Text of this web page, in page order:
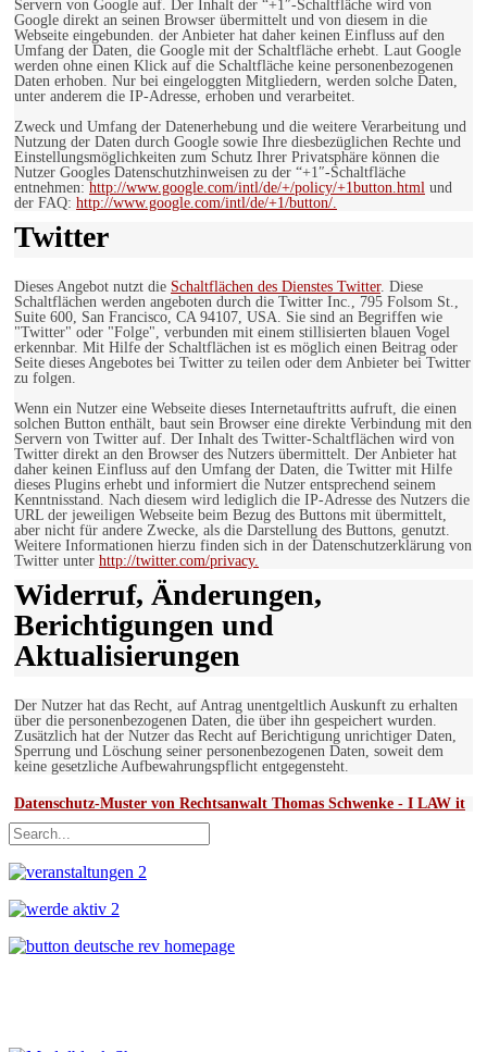
Servern von Google auf. Der Inhalt der “+1″-Schaltfläche wird von
Google direkt an seinen Browser übermittelt und von diesem in die
Webseite eingebunden. der Anbieter hat daher keinen Einfluss auf den
Umfang der Daten, die Google mit der Schaltfläche erhebt. Laut Google
werden ohne einen Klick auf die Schaltfläche keine personenbezogenen
Daten erhoben. Nur bei eingeloggten Mitgliedern, werden solche Daten,
unter anderem die IP-Adresse, erhoben und verarbeitet.
Zweck und Umfang der Datenerhebung und die weitere Verarbeitung und
Nutzung der Daten durch Google sowie Ihre diesbezüglichen Rechte und
Einstellungsmöglichkeiten zum Schutz Ihrer Privatsphäre können die
Nutzer Googles Datenschutzhinweisen zu der “+1″-Schaltfläche
entnehmen: http://www.google.com/intl/de/+/policy/+1button.html und
der FAQ: http://www.google.com/intl/de/+1/button/.
Twitter
Dieses Angebot nutzt die Schaltflächen des Dienstes Twitter. Diese
Schaltflächen werden angeboten durch die Twitter Inc., 795 Folsom St.,
Suite 600, San Francisco, CA 94107, USA. Sie sind an Begriffen wie
"Twitter" oder "Folge", verbunden mit einem stillisierten blauen Vogel
erkennbar. Mit Hilfe der Schaltflächen ist es möglich einen Beitrag oder
Seite dieses Angebotes bei Twitter zu teilen oder dem Anbieter bei Twitter
zu folgen.
Wenn ein Nutzer eine Webseite dieses Internetauftritts aufruft, die einen
solchen Button enthält, baut sein Browser eine direkte Verbindung mit den
Servern von Twitter auf. Der Inhalt des Twitter-Schaltflächen wird von
Twitter direkt an den Browser des Nutzers übermittelt. Der Anbieter hat
daher keinen Einfluss auf den Umfang der Daten, die Twitter mit Hilfe
dieses Plugins erhebt und informiert die Nutzer entsprechend seinem
Kenntnisstand. Nach diesem wird lediglich die IP-Adresse des Nutzers die
URL der jeweiligen Webseite beim Bezug des Buttons mit übermittelt,
aber nicht für andere Zwecke, als die Darstellung des Buttons, genutzt.
Weitere Informationen hierzu finden sich in der Datenschutzerklärung von
Twitter unter http://twitter.com/privacy.
Widerruf, Änderungen,
Berichtigungen und
Aktualisierungen
Der Nutzer hat das Recht, auf Antrag unentgeltlich Auskunft zu erhalten
über die personenbezogenen Daten, die über ihn gespeichert wurden.
Zusätzlich hat der Nutzer das Recht auf Berichtigung unrichtiger Daten,
Sperrung und Löschung seiner personenbezogenen Daten, soweit dem
keine gesetzliche Aufbewahrungspflicht entgegensteht.
Datenschutz-Muster von Rechtsanwalt Thomas Schwenke - I LAW it